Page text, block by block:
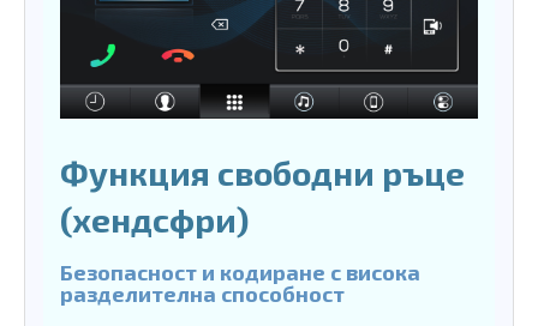
Функция свободни ръце
(хендсфри)
Безопасност и кодиране с висока
разделителна способност